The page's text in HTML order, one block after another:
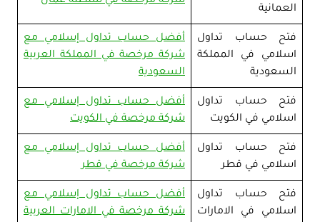
العمانية
فتح حساب تداول
اسلامي في المملكة
السعودية
أفضل حساب تداول إسلامي مع
شركة مرخصة في المملكة العربية
السعودية
فتح حساب تداول
اسلامي في الكويت
أفضل حساب تداول إسلامي مع
شركة مرخصة في الكويت
فتح حساب تداول
اسلامي في قطر
أفضل حساب تداول إسلامي مع
شركة مرخصة في قطر
فتح حساب تداول
اسلامي في الامارات
أفضل حساب تداول إسلامي مع
شركة مرخصة في الامارات العربية